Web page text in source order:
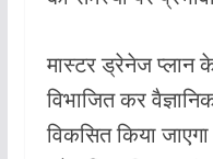
मास्टर ड्रेनेज प्लान
विभाजित कर
विकसित किया